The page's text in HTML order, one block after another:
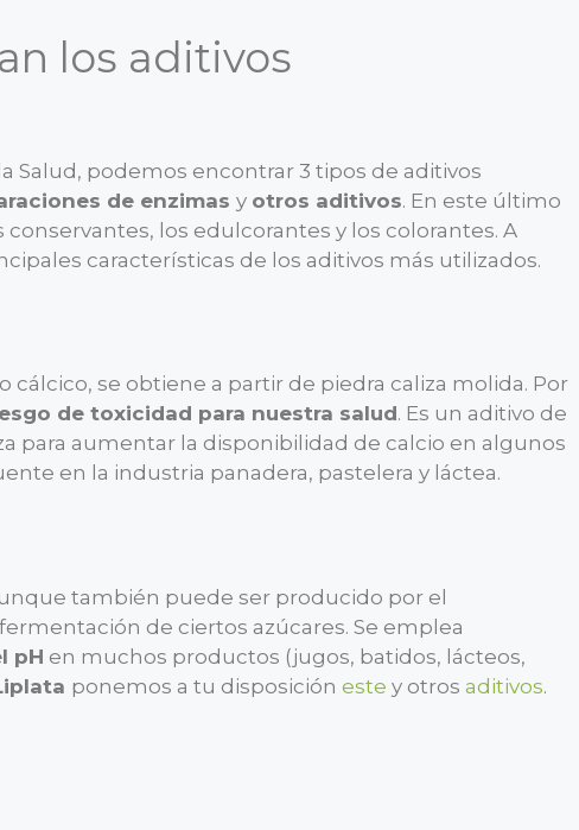
los aditivos
Salud, podemos encontrar 3 tipos de aditivos
de enzimas y otros aditivos. En este último
los edulcorantes y los colorantes. A
características de los aditivos más utilizados.
se obtiene a partir de piedra caliza molida. Por
de toxicidad para nuestra salud. Es un aditivo de
para aumentar la disponibilidad de calcio en algunos
en la industria panadera, pastelera y láctea.
también puede ser producido por el
de ciertos azúcares. Se emplea
pH en muchos productos (jugos, batidos, lácteos,
ponemos a tu disposición este y otros aditivos.